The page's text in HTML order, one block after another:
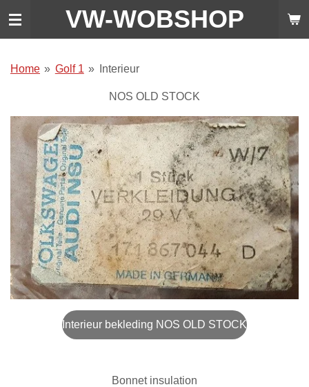
Ga
de
VW-WOBSHOP
Home » Golf 1 » Interieur
NOS OLD STOCK
Interieur bekleding NOS OLD STOCK
Bonnet insulation